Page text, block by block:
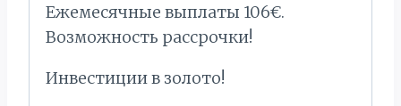
Ежемесячные выплаты 106€.
Bозможность рассрочки!
Инвестиции в золото!